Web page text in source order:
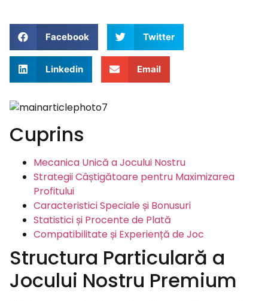
Facebook Twitter
Linkedin Email
Cuprins
Mecanica Unică a Jocului Nostru
Strategii Câștigătoare pentru Maximizarea
Profitului
Caracteristici Speciale și Bonusuri
Statistici și Procente de Plată
Compatibilitate și Experiență de Joc
Structura Particulară a
Jocului Nostru Premium